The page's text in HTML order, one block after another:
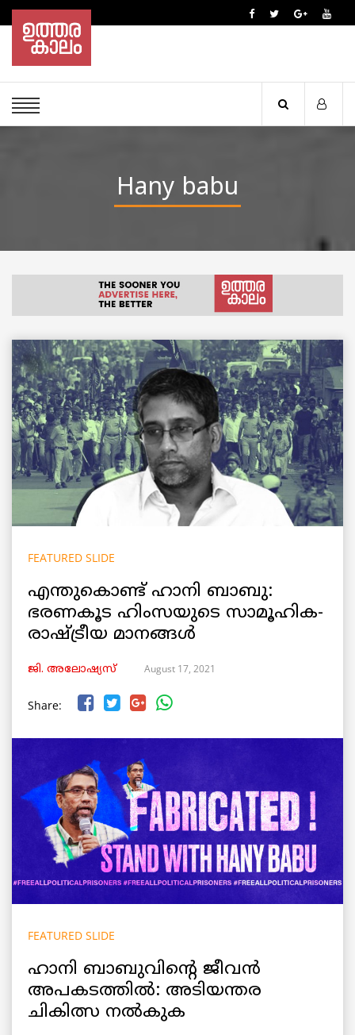
Hany babu
FEATURED SLIDE
എന്തുകൊണ്ട് ഹാനി ബാബു:
ഭരണകൂട ഹിംസയുടെ സാമൂഹിക-
രാഷ്ട്രീയ മാനങ്ങൾ
ജി. അലോഷ്യസ് August 17, 2021
Share:
FEATURED SLIDE
ഹാനി ബാബുവിന്റെ ജീവൻ
അപകടത്തിൽ: അടിയന്തര
ചികിത്സ നൽകുക